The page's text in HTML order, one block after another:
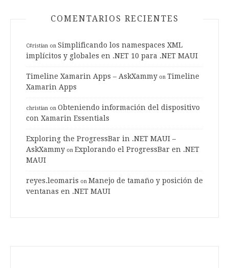
COMENTARIOS RECIENTES
C#ristian on Simplificando los namespaces XML
implícitos y globales en .NET 10 para .NET MAUI
Timeline Xamarin Apps – AskXammy on Timeline
Xamarin Apps
christian on Obteniendo información del dispositivo
con Xamarin Essentials
Exploring the ProgressBar in .NET MAUI –
AskXammy on Explorando el ProgressBar en .NET
MAUI
reyes.leomaris on Manejo de tamaño y posición de
ventanas en .NET MAUI